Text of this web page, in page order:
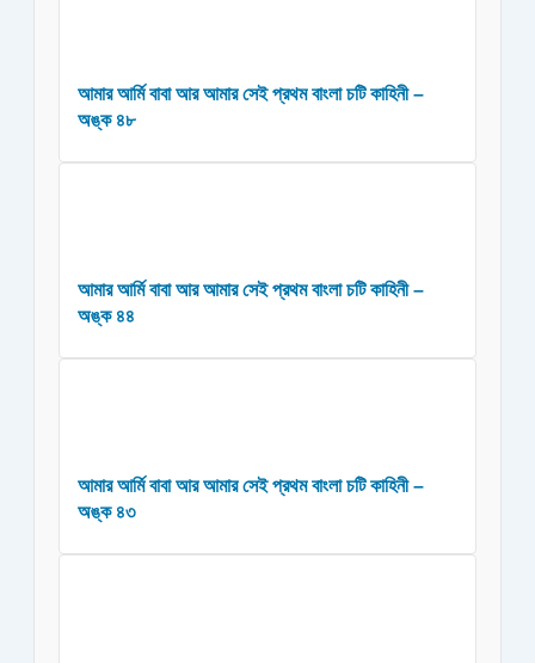
আমার আর্মি বাবা আর আমার সেই প্রথম বাংলা চটি কাহিনী –
অঙ্ক ৪৮
আমার আর্মি বাবা আর আমার সেই প্রথম বাংলা চটি কাহিনী –
অঙ্ক ৪৪
আমার আর্মি বাবা আর আমার সেই প্রথম বাংলা চটি কাহিনী –
অঙ্ক ৪৩